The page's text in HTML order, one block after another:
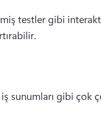
testler gibi
sunumları gibi çok